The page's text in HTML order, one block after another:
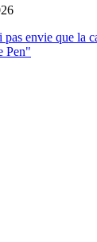
pas envie que la
Pen"